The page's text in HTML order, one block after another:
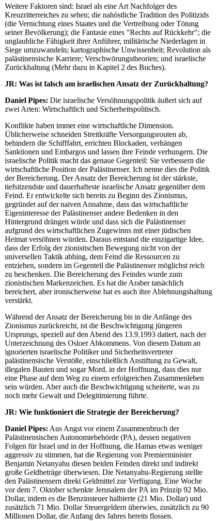
Weitere Faktoren sind: Israel als eine Art Nachfolger des
Kreuzritterreiches zu sehen; die nahöstliche Tradition des Politizids
(die Vernichtung eines Staates und die Vertreibung oder Tötung
seiner Bevölkerung); die Fantasie eines "Rechts auf Rückkehr"; die
unglaubliche Fähigkeit ihrer Anführer, militärische Niederlagen in
Siege umzuwandeln; kartographische Unwissenheit; Revolution als
palästinensische Karriere; Verschwörungstheorien; und israelische
Zurückhaltung (Mehr dazu in Kapitel 2 des Buches).
JR: Was ist falsch am israelischen Ansatz der Zurückhaltung?
Daniel Pipes: Die israelische Versöhnungspolitik äußert sich auf
zwei Arten: Wirtschaftlich und Sicherheitspolitisch.
Konflikte haben immer eine wirtschaftliche Dimension.
Üblicherweise schneiden Streitkräfte Versorgungsrouten ab,
behindern die Schifffahrt, errichten Blockaden, verhängen
Sanktionen und Embargos und lassen ihre Feinde verhungern. Die
israelische Politik macht das genaue Gegenteil: Sie verbessern die
wirtschaftliche Position der Palästinenser. Ich nenne dies die Politik
der Bereicherung. Der Ansatz der Bereicherung ist der stärkste,
tiefsitzendste und dauerhafteste israelische Ansatz gegenüber dem
Feind. Er entwickelte sich bereits zu Beginn des Zionismus,
gegründet auf der naiven Annahme, dass das wirtschaftliche
Eigeninteresse der Palästinenser andere Bedenken in den
Hintergrund drängen würde und dass sich die Palästinenser
aufgrund des wirtschaftlichen Zugewinns mit einer jüdischen
Heimat versöhnen würden. Daraus entstand die einzigartige Idee,
dass der Erfolg der zionistischen Bewegung nicht von der
universellen Taktik abhing, dem Feind die Ressourcen zu
entziehen, sondern im Gegenteil die Palästinenser möglichst reich
zu beschenken. Die Bereicherung des Feindes wurde zum
zionistischen Markenzeichen. Es hat die Araber tatsächlich
bereichert, aber ironischerweise hat es auch ihre Ablehnungshaltung
verstärkt.
Während der Ansatz der Bereicherung bis in die Anfänge des
Zionismus zurückreicht, ist die Beschwichtigung jüngeren
Ursprungs, speziell auf den Abend des 13.9.1993 datiert, nach der
Unterzeichnung des Osloer Abkommens. Von diesem Datum an
ignorierten israelische Politiker und Sicherheitsvertreter
palästinensische Verstöße, einschließlich Anstiftung zu Gewalt,
illegalen Bauten und sogar Mord, in der Hoffnung, dass dies nur
eine Phase auf dem Weg zu einem erfolgreichen Zusammenleben
sein würden. Aber auch die Beschwichtigung scheiterte, was zu
noch mehr Gewalt und Delegitimierung führte.
JR: Wie funktioniert die Strategie der Bereicherung?
Daniel Pipes: Aus Angst vor einem Zusammenbruch der
Palästinensischen Autonomiebehörde (PA), dessen negativen
Folgen für Israel und in der Hoffnung, die Hamas etwas weniger
aggressiv zu stimmen, hat die Regierung von Premierminister
Benjamin Netanyahu diesen beiden Feinden direkt und indirekt
große Geldbeträge überwiesen. Die Netanyahu-Regierung stellte
den Palästinensern direkt Geldmittel zur Verfügung. Eine Woche
vor dem 7. Oktober schenkte Jerusalem der PA im Prinzip 92 Mio.
Dollar, indem es die Benzinsteuer halbierte (21 Mio. Dollar) und
zusätzlich 71 Mio. Dollar Steuergeldern überwies, zusätzlich zu 90
Millionen Dollar, die Anfang des Jahres bereits flossen.